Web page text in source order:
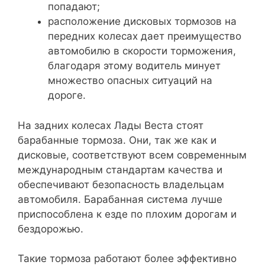
попадают;
расположение дисковых тормозов на
передних колесах дает преимущество
автомобилю в скорости торможения,
благодаря этому водитель минует
множество опасных ситуаций на
дороге.
На задних колесах Лады Веста стоят
барабанные тормоза. Они, так же как и
дисковые, соответствуют всем современным
международным стандартам качества и
обеспечивают безопасность владельцам
автомобиля. Барабанная система лучше
приспособлена к езде по плохим дорогам и
бездорожью.
Такие тормоза работают более эффективно